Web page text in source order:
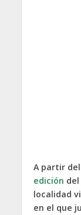
A partir
edición
localidad
en el que